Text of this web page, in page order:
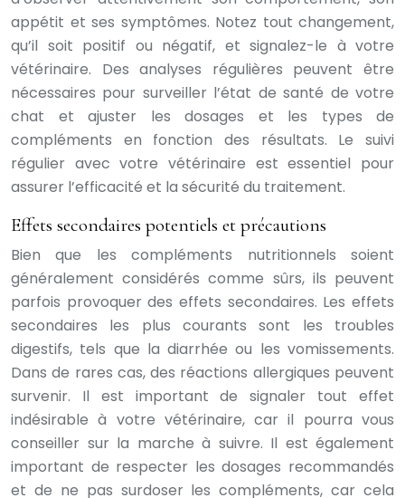
appétit et ses symptômes. Notez tout changement,
qu’il soit positif ou négatif, et signalez-le à votre
vétérinaire. Des analyses régulières peuvent être
nécessaires pour surveiller l’état de santé de votre
chat et ajuster les dosages et les types de
compléments en fonction des résultats. Le suivi
régulier avec votre vétérinaire est essentiel pour
assurer l’efficacité et la sécurité du traitement.
Effets secondaires potentiels et précautions
Bien que les compléments nutritionnels soient
généralement considérés comme sûrs, ils peuvent
parfois provoquer des effets secondaires. Les effets
secondaires les plus courants sont les troubles
digestifs, tels que la diarrhée ou les vomissements.
Dans de rares cas, des réactions allergiques peuvent
survenir. Il est important de signaler tout effet
indésirable à votre vétérinaire, car il pourra vous
conseiller sur la marche à suivre. Il est également
important de respecter les dosages recommandés
et de ne pas surdoser les compléments, car cela